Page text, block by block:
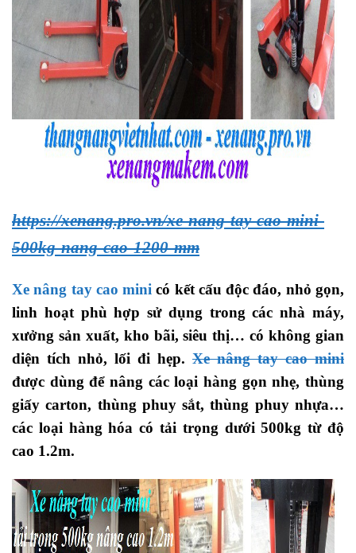
https://xenang.pro.vn/xe-nang-tay-cao-mini-
500kg-nang-cao-1200-mm
Xe nâng tay cao mini có kết cấu độc đáo, nhỏ gọn,
linh hoạt phù hợp sử dụng trong các nhà máy,
xưởng sản xuất, kho bãi, siêu thị… có không gian
diện tích nhỏ, lối đi hẹp. Xe nâng tay cao mini
được dùng để nâng các loại hàng gọn nhẹ, thùng
giấy carton, thùng phuy sắt, thùng phuy nhựa…
các loại hàng hóa có tải trọng dưới 500kg từ độ
cao 1.2m.